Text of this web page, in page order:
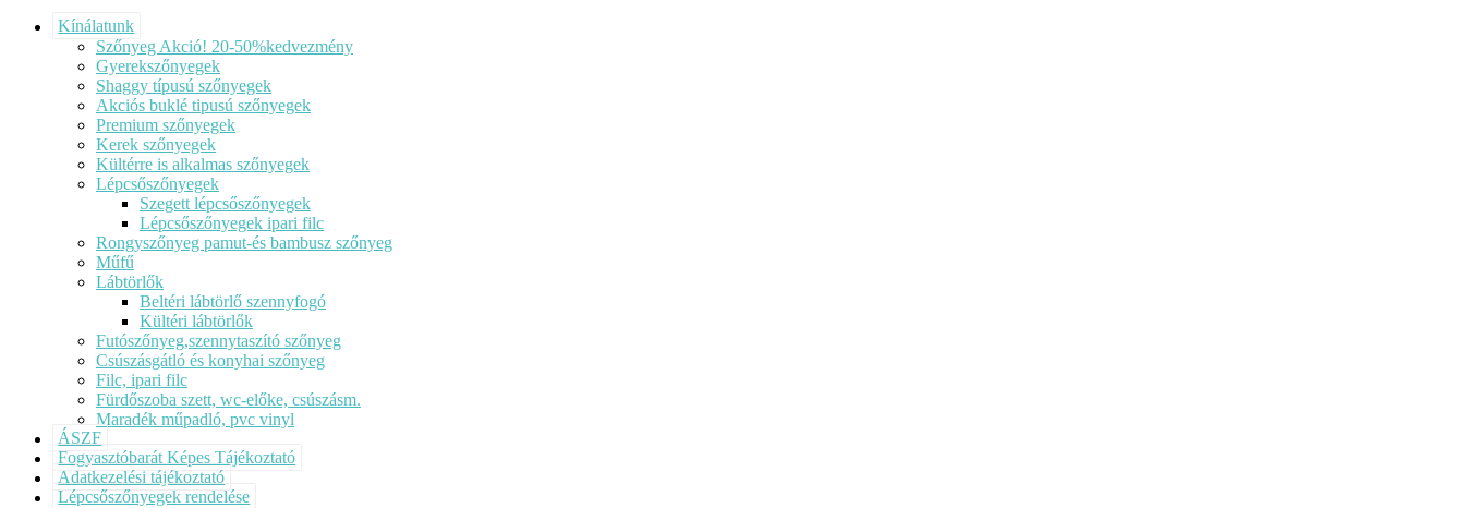
Kínálatunk
Szőnyeg Akció! 20-50%kedvezmény
Gyerekszőnyegek
Shaggy típusú szőnyegek
Akciós buklé tipusú szőnyegek
Premium szőnyegek
Kerek szőnyegek
Kültérre is alkalmas szőnyegek
Lépcsőszőnyegek
Szegett lépcsőszőnyegek
Lépcsőszőnyegek ipari filc
Rongyszőnyeg pamut-és bambusz szőnyeg
Műfű
Lábtörlők
Beltéri lábtörlő szennyfogó
Kültéri lábtörlők
Futószőnyeg,szennytaszító szőnyeg
Csúszásgátló és konyhai szőnyeg
Filc, ipari filc
Fürdőszoba szett, wc-előke, csúszásm.
Maradék műpadló, pvc vinyl
ÁSZF
Fogyasztóbarát Képes Tájékoztató
Adatkezelési tájékoztató
Lépcsőszőnyegek rendelése